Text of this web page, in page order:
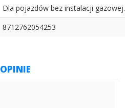
Dla pojazdów bez instalacji gazowej.
8712762054253
OPINIE